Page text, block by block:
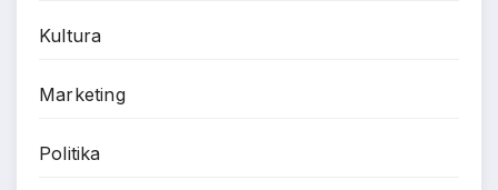
Kultura
Marketing
Politika